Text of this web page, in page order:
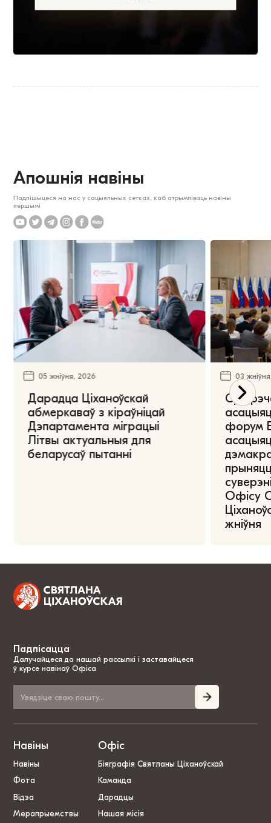
Апошнія навіны
Падпішыцеся на нас у сацыяльных сетках, каб атрымліваць навіны
першымі
05 жніўня, 2026
Дарадца Ціханоўскай
абмеркаваў з кіраўніцай
Дэпартамента міграцыі
Літвы актуальныя для
беларусаў пытанні
03
форум
Офісу
жніўня
Падпісацца
Далучайцеся да нашай рассылкі і заставайцеся
ў курсе навінаў Офіса
Навіны
Навіны
Фота
Відэа
Мерапрыемствы
Офіс
Біяграфія Святланы Ціханоўскай
Каманда
Дарадцы
Нашая місія